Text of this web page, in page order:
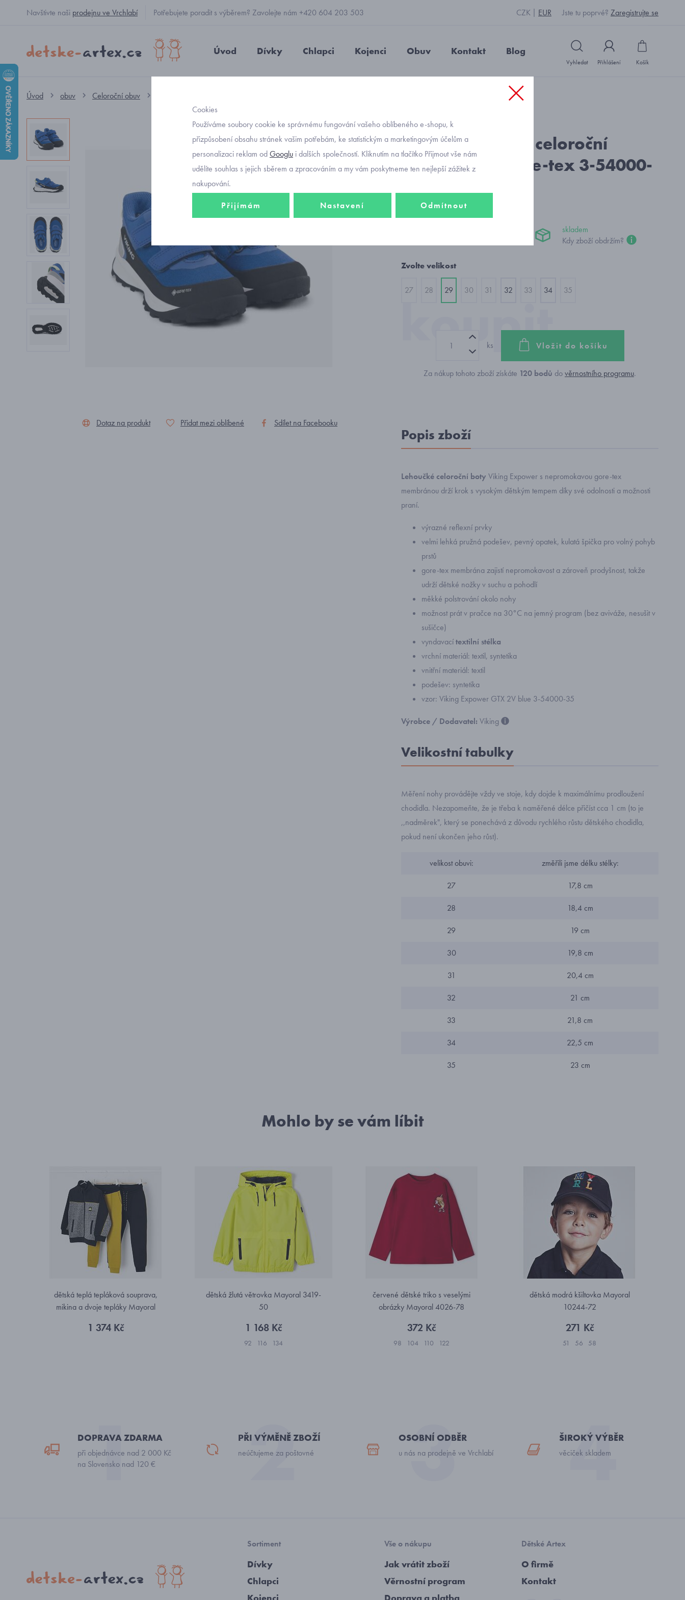
Navštivte naši prodejnu ve Vrchlabí Potřebujete poradit s výběrem? Zavolejte nám +420 604 203 503 CZK EUR Jste tu poprvé? Zaregistrujte se
Úvod Dívky Chlapci Kojenci Obuv Kontakt Blog
Vyhledat Přihlášení Košík
Úvod obuv Celoroční obuv
Dotaz na produkt Přidat mezi oblíbené Sdílet na Facebooku
Objednávací kód: Y1083_modrá
Viking Expower celoroční
dětské boty Gore-tex 3-54000-
skladem
Kdy zboží obdržím?
Zvolte velikost
27 28 29 30 31 32 33 34 35
ks Vložit do košíku
Za nákup tohoto zboží získáte 120 bodů dověrnostního programu.
Popis zboží
Lehoučké celoroční boty Viking Expower s nepromokavou gore-tex
membránou drží krok s vysokým dětským tempem díky své odolnosti a možnosti
praní.
výrazné reflexní prvky
velmi lehká pružná podešev, pevný opatek, kulatá špička pro volný pohyb
prstů
gore-tex membrána zajistí nepromokavost a zároveň prodyšnost, takže
udrží dětské nožky v suchu a pohodlí
měkké polstrování okolo nohy
možnost prát v pračce na 30°C na jemný program (bez aviváže, nesušit v
sušičce)
vyndavacítextilní stélka
vrchní materiál: textil, syntetika
vnitřní materiál: textil
podešev: syntetika
vzor: Viking Expower GTX 2V blue 3-54000-35
Výrobce / Dodavatel: Viking
Velikostní tabulky
Měření nohy provádějte vždy ve stoje, kdy dojde k maximálnímu prodloužení
chodidla. Nezapomeňte, že je třeba k naměřené délce přičíst cca 1 cm (to je
,,nadměrek", který se ponechává z důvodu rychlého růstu dětského chodidla,
pokud není ukončen jeho růst).
velikost obuvi: změřili jsme délku stélky:
27 17,8 cm
28 18,4 cm
29 19 cm
30 19,8 cm
31 20,4 cm
32 21 cm
33 21,8 cm
34 22,5 cm
35 23 cm
Mohlo by se vám líbit
dětská teplá tepláková souprava,
mikina a dvoje tepláky Mayoral
1 374 Kč
dětská žlutá větrovka Mayoral 3419-
50
1 168 Kč
92 116 134
červené dětské triko s veselými
obrázky Mayoral 4026-78
372 Kč
98 104 110 122
dětská modrá kšiltovka Mayoral
10244-72
271 Kč
51 56 58
DOPRAVA ZDARMA
při objednávce nad 2 000 Kč
na Slovensko nad 120 €
PŘI VÝMĚNĚ ZBOŽÍ
neúčtujeme za poštovné
OSOBNÍ ODBĚR
u nás na prodejně ve Vrchlabí
ŠIROKÝ VÝBĚR
věciček skladem
Sortiment
Dívky
Chlapci
Vše o nákupu
Jak vrátit zboží
Věrnostní program
Dětské Artex
O firmě
Kontakt
Cookies
Používáme soubory cookie ke správnému fungování vašeho oblíbeného e-shopu, k
přizpůsobení obsahu stránek vašim potřebám, ke statistickým a marketingovým účelům a
personalizaci reklam odGooglu i dalších společností. Kliknutím na tlačítko Přijmout vše nám
udělíte souhlas s jejich sběrem a zpracováním a my vám poskytneme ten nejlepší zážitek z
nakupování.
Přijímám Nastavení Odmítnout